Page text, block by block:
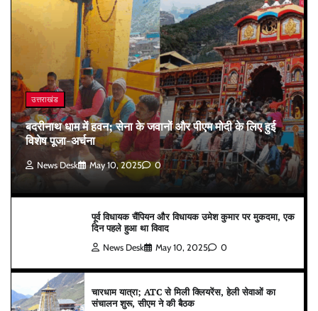
उत्तराखंड
बदरीनाथ धाम में हवन; सेना के जवानों और पीएम मोदी के लिए हुई
विशेष पूजा-अर्चना
News Desk May 10, 2025 0
पूर्व विधायक चैंपियन और विधायक उमेश कुमार पर मुकदमा, एक
दिन पहले हुआ था विवाद
News Desk May 10, 2025 0
चारधाम यात्रा; ATC से मिली क्लियरेंस, हेली सेवाओं का
संचालन शुरू, सीएम ने की बैठक